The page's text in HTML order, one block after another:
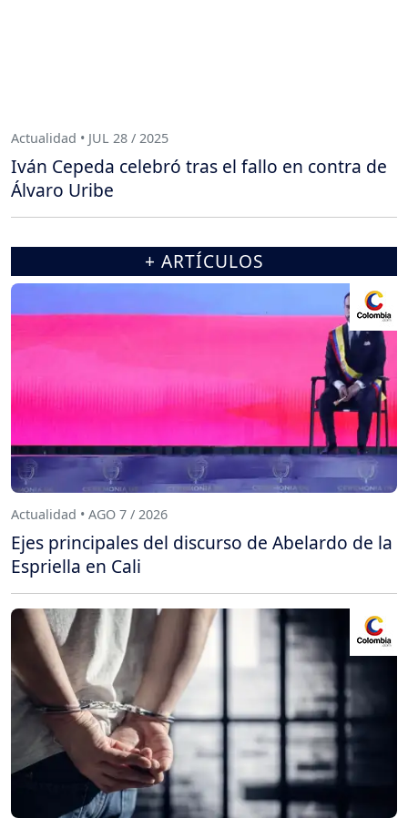
Actualidad • JUL 28 / 2025
Iván Cepeda celebró tras el fallo en contra de
Álvaro Uribe
+ ARTÍCULOS
Actualidad • AGO 7 / 2026
Ejes principales del discurso de Abelardo de la
Espriella en Cali